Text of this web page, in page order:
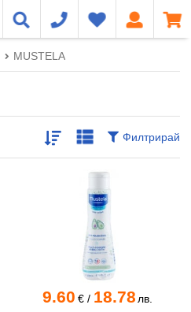
MUSTELA
Филтрирай
9.60 €/ 18.78 лв.